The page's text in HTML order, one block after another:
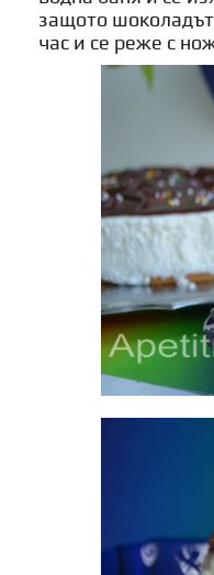
защото шоколадът
час и се реже с